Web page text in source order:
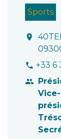
Sports
location_on
phone +33 6
people
Vice-